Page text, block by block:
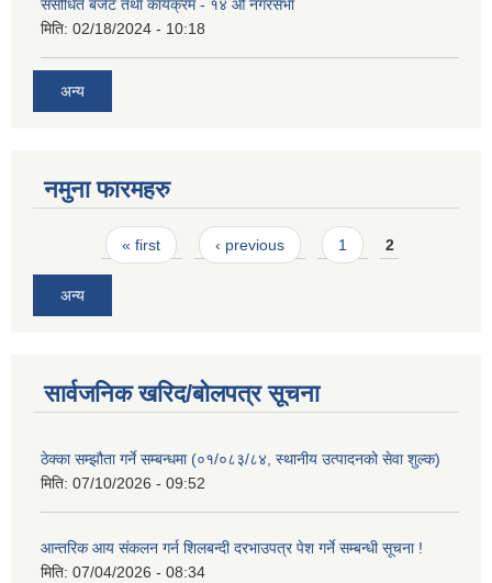
संसोधित बजेट तथा कार्यक्रम - १४ औं नगरसभा
मिति: 02/18/2024 - 10:18
अन्य
नमुना फारमहरु
Pages« first ‹ previous 1 2
अन्य
सार्वजनिक खरिद/बोलपत्र सूचना
ठेक्का सम्झौता गर्ने सम्बन्धमा (०१/०८३/८४, स्थानीय उत्पादनको सेवा शुल्क)
मिति: 07/10/2026 - 09:52
आन्तरिक आय संकलन गर्न शिलबन्दी दरभाउपत्र पेश गर्ने सम्बन्धी सूचना !
मिति: 07/04/2026 - 08:34